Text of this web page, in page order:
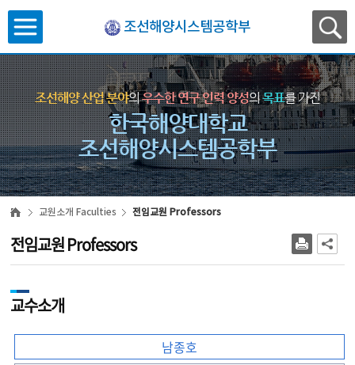
조선해양시스템공학부
조선해양 산업 분야의우수한 연구 인력 양성의목표를 가진
한국해양대학교
조선해양시스템공학부
교원소개 Faculties 전임교원 Professors
전임교원 Professors
교수소개
남종호